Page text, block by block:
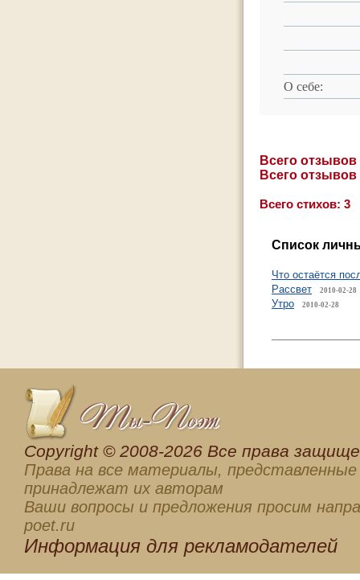
О себе:
Всего
Всего
Всего стихов: 3
Список
Что остаётся
Рассвет
2010-02-28
Утро 2010-02-28
Сopyright © 2008-2026 Все права
Права на все материалы, представленные
принадлежат их авторам
Ваши вопросы и предложения просим
poet.ru
Информация для рекламодателей